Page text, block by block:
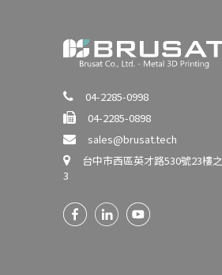
04-2285-0998
04-2285-0898
sales@brusat.tech
台中市西區英才路530號23樓之
3